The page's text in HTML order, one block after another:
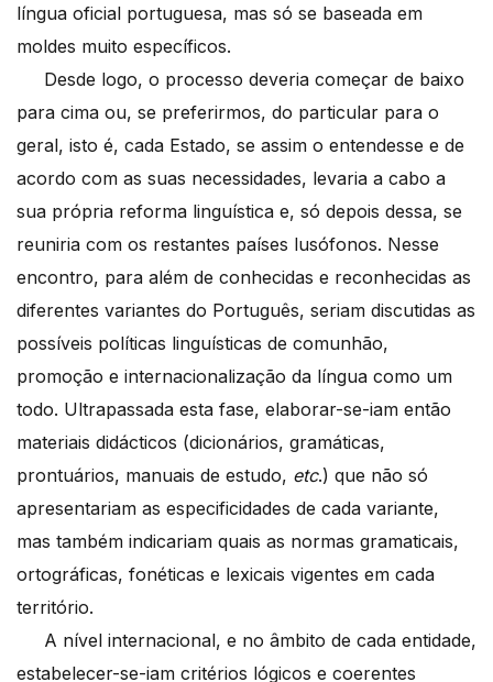
língua oficial portuguesa, mas só se baseada em
moldes muito específicos.
Desde logo, o processo deveria começar de baixo
para cima ou, se preferirmos, do particular para o
geral, isto é, cada Estado, se assim o entendesse e de
acordo com as suas necessidades, levaria a cabo a
sua própria reforma linguística e, só depois dessa, se
reuniria com os restantes países lusófonos. Nesse
encontro, para além de conhecidas e reconhecidas as
diferentes variantes do Português, seriam discutidas as
possíveis políticas linguísticas de comunhão,
promoção e internacionalização da língua como um
todo. Ultrapassada esta fase, elaborar-se-iam então
materiais didácticos (dicionários, gramáticas,
prontuários, manuais de estudo, etc.) que não só
apresentariam as especificidades de cada variante,
mas também indicariam quais as normas gramaticais,
ortográficas, fonéticas e lexicais vigentes em cada
território.
A nível internacional, e no âmbito de cada entidade,
estabelecer-se-iam critérios lógicos e coerentes